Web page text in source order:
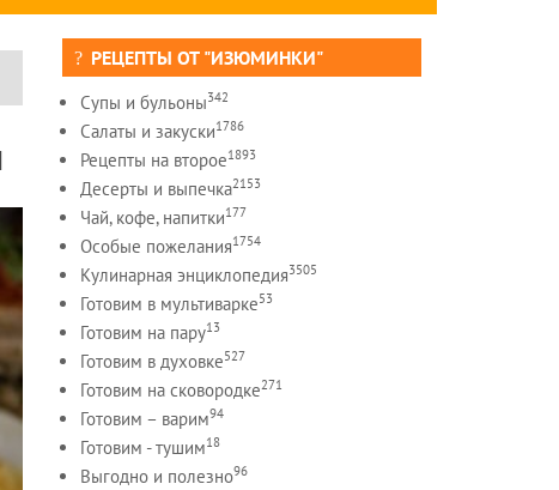
РЕЦЕПТЫ ОТ "ИЗЮМИНКИ"
Супы и бульоны342
Салаты и закуски1786
Рецепты на второе1893
Десерты и выпечка2153
Чай, кофе, напитки177
Особые пожелания1754
Кулинарная энциклопедия3505
Готовим в мультиварке53
Готовим на пару13
Готовим в духовке527
Готовим на сковородке271
Готовим – варим94
Готовим - тушим18
Выгодно и полезно96